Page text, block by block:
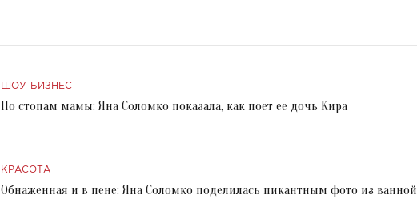
ШОУ-БИЗНЕС
По стопам мамы: Яна Соломко показала, как поет ее дочь Кира
КРАСОТА
Обнаженная и в пене: Яна Соломко поделилась пикантным фото из ванной